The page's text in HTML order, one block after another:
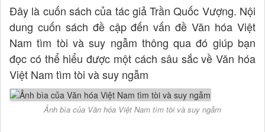
Đây là cuốn sách của tác giả Trần Quốc Vượng. Nội
dung cuốn sách đề cập đến vấn đề Văn hóa Việt
Nam tìm tòi và suy ngẫm thông qua đó giúp bạn
đọc có thể hiểu được một cách sâu sắc về Văn hóa
Việt Nam tìm tòi và suy ngẫm
Ảnh bìa của Văn hóa Việt Nam tìm tòi và suy ngẫm